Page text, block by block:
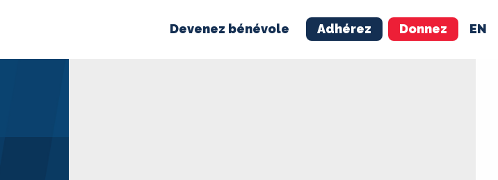
Devenez bénévole Adhérez Donnez EN
MÉDIAS